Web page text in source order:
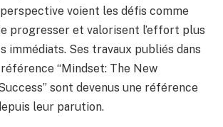
voient les défis comme
progresser et valorisent l’effort plus
immédiats. Ses travaux publiés dans
“Mindset: The New
sont devenus une référence
leur parution.